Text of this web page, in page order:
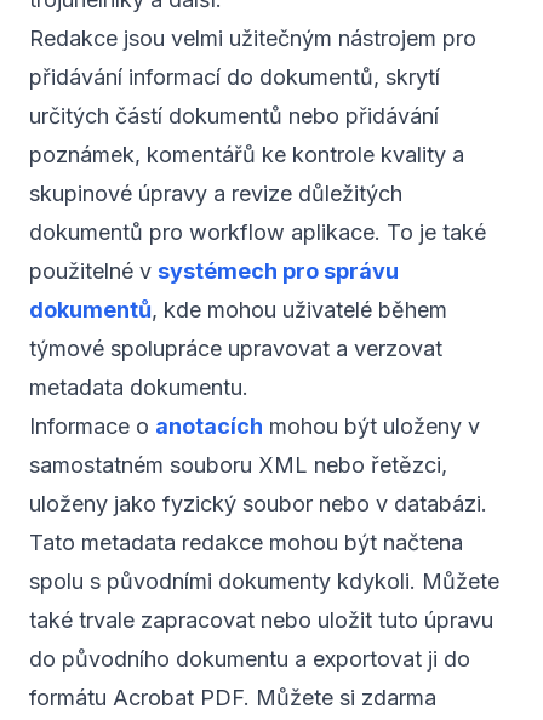
Redakce jsou velmi užitečným nástrojem pro
přidávání informací do dokumentů, skrytí
určitých částí dokumentů nebo přidávání
poznámek, komentářů ke kontrole kvality a
skupinové úpravy a revize důležitých
dokumentů pro workflow aplikace. To je také
použitelné v systémech pro správu
dokumentů, kde mohou uživatelé během
týmové spolupráce upravovat a verzovat
metadata dokumentu.
Informace o anotacích mohou být uloženy v
samostatném souboru XML nebo řetězci,
uloženy jako fyzický soubor nebo v databázi.
Tato metadata redakce mohou být načtena
spolu s původními dokumenty kdykoli. Můžete
také trvale zapracovat nebo uložit tuto úpravu
do původního dokumentu a exportovat ji do
formátu Acrobat PDF. Můžete si zdarma